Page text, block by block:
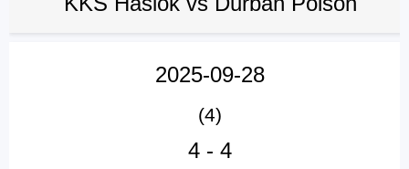
2025-09-28
(4)
4 - 4